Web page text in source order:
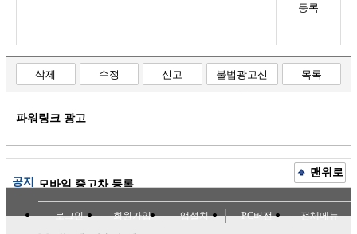
등록
삭제 수정 신고
불법광고신
고
목록
파워링크 광고
공지 모바일 중고차 등록
맨위로
로그인 회원가입 앱설치 PC버전 전체메뉴